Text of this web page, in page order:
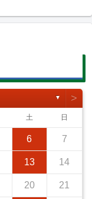
▼ >
土 日
6 7
13 14
20 21